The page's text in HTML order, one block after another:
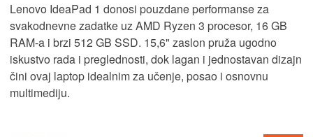
Lenovo IdeaPad 1 donosi pouzdane performanse za
svakodnevne zadatke uz AMD Ryzen 3 procesor, 16 GB
RAM-a i brzi 512 GB SSD. 15,6" zaslon pruža ugodno
iskustvo rada i preglednosti, dok lagan i jednostavan dizajn
čini ovaj laptop idealnim za učenje, posao i osnovnu
multimediju.